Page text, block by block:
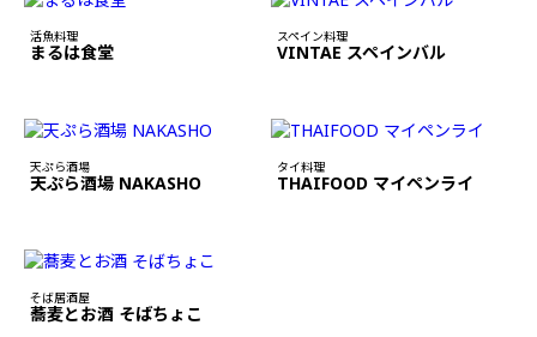
活魚料理
まるは食堂
スペイン料理
VINTAE スペインバル
天ぷら酒場
天ぷら酒場 NAKASHO
タイ料理
THAIFOOD マイペンライ
そば居酒屋
蕎麦とお酒 そばちょこ